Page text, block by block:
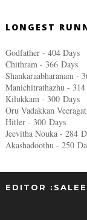
LONGEST
Godfather - 404 Days
Chithram - 366 Days
Shankaraabharanam -
Manichitrathazhu - 314
Kilukkam - 300 Days
Oru Vadakkan
Hitler - 300 Days
Jeevitha Nouka - 284
Akashadoothu - 250
EDITOR